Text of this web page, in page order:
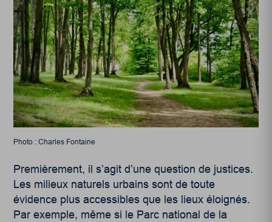
Photo : Charles Fontaine
Premièrement, il s’agit d’une question de justices.
Les milieux naturels urbains sont de toute
évidence plus accessibles que les lieux éloignés.
Par exemple, même si le Parc national de la